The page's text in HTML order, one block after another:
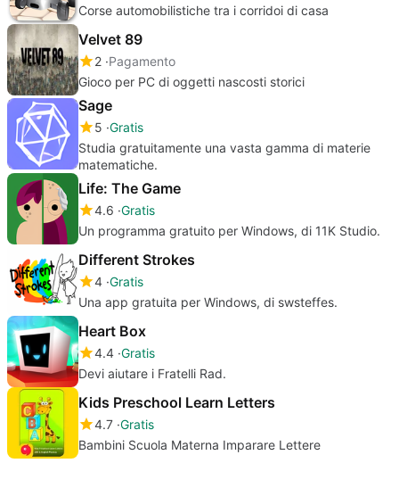
Corse automobilistiche tra i corridoi di casa
Velvet 89
2 Pagamento
Gioco per PC di oggetti nascosti storici
Sage
5 Gratis
Studia gratuitamente una vasta gamma di materie
matematiche.
Life: The Game
4.6 Gratis
Un programma gratuito per Windows, di 11K Studio.
Different Strokes
4 Gratis
Una app gratuita per Windows, di swsteffes.
Heart Box
4.4 Gratis
Devi aiutare i Fratelli Rad.
Kids Preschool Learn Letters
4.7 Gratis
Bambini Scuola Materna Imparare Lettere